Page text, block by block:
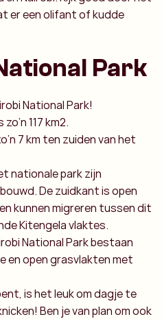
er een olifant of kudde
Park
National Park!
117 km2.
7 km ten zuiden van het
nationale park zijn
De zuidkant is open
kunnen migreren tussen dit
Kitengela vlaktes.
National Park bestaan
open grasvlakten met
is het leuk om dagje te
Ben je van plan om ook